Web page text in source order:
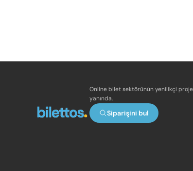
Online bilet sektörünün yenilikçi
yanında.
Siparişini bul